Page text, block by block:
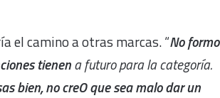
el camino a otras marcas. “No formo
tienena futuro para la categoría.
bien, no creO que sea malo dar un